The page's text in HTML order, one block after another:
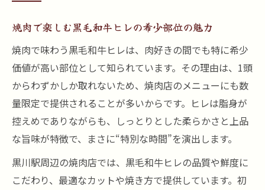
焼肉で楽しむ黒毛和牛ヒレの希少部位の魅力
焼肉で味わう黒毛和牛ヒレは、肉好きの間でも特に希少
価値が高い部位として知られています。その理由は、1頭
からわずかしか取れないため、焼肉店のメニューにも数
量限定で提供されることが多いからです。ヒレは脂身が
控えめでありながらも、しっとりとした柔らかさと上品
な旨味が特徴で、まさに“特別な時間”を演出します。
黒川駅周辺の焼肉店では、黒毛和牛ヒレの品質や鮮度に
こだわり、最適なカットや焼き方で提供しています。初